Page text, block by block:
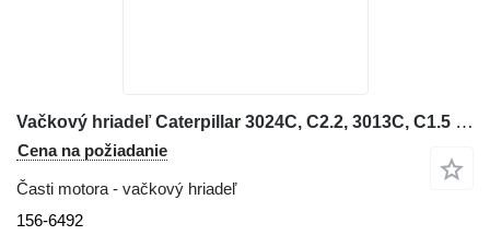
Vačkový hriadeľ Caterpillar 3024C, C2.2, 3013C, C1.5 156-6492 na rýpadla-nakladača
Cena na požiadanie
Časti motora - vačkový hriadeľ
156-6492